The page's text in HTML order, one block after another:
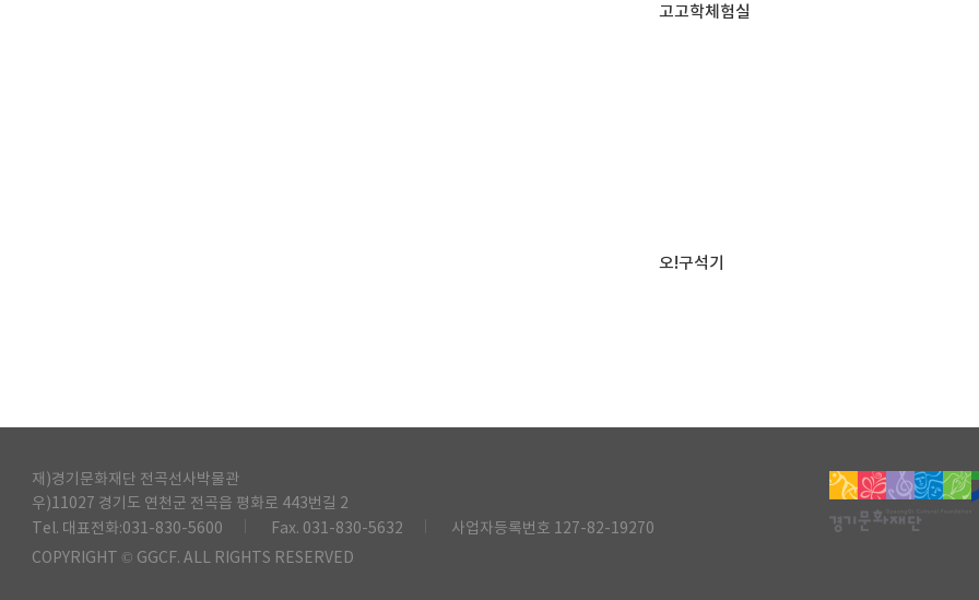
고고학체험실
오!구석기
재)경기문화재단 전곡선사박물관
우)11027 경기도 연천군 전곡읍 평화로 443번길 2
Tel. 대표전화:031-830-5600
Fax. 031-830-5632
사업자등록번호 127-82-19270
COPYRIGHT © GGCF. ALL RIGHTS RESERVED